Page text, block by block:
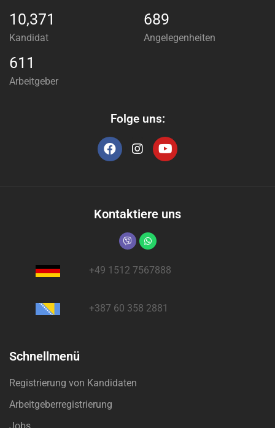
10,371
Kandidat
689
Angelegenheiten
611
Arbeitgeber
Folge uns:
Kontaktiere uns
+49 1512 7567888
+387 60 358 2881
Schnellmenü
Registrierung von Kandidaten
Arbeitgeberregistrierung